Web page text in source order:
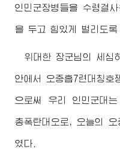
인민군장병들을 수령결
을 두고 힘있게 벌리도록
위대한 장군님의 세심
안에서 오중흡7련대칭호
으로써 우리 인민군대
총폭탄대오로, 오늘의 오
였다.